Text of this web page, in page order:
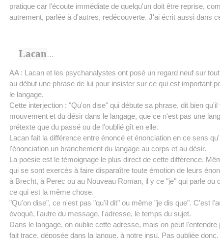
pratique car l'écoute immédiate de quelqu'un doit être reprise,
autrement, parlée à d'autres, redécouverte. J'ai écrit aussi dans
Lacan…
AA : Lacan et les psychanalystes ont posé un regard neuf sur
au début une phrase de lui pour insister sur ce qui est important
le langage.
Cette interjection : "Qu'on dise" qui débute sa phrase, dit bien qu'il
mouvement et du désir dans le langage, que ce n'est pas une
prétexte que du passé ou de l'oublié gît en elle.
Lacan fait la différence entre énoncé et énonciation en ce sens
l'énonciation un branchement du langage au corps et au désir.
La poésie est le témoignage le plus direct de cette différence.
qui se sont exercés à faire disparaître toute émotion de leurs
à Brecht, à Perec ou au Nouveau Roman, il y ce "je" qui parle ou
ce qui est la même chose.
"Qu'on dise", ce n'est pas "qu'il dit" ou même "je dis que". C'est
évoqué, l'autre du message, l'adresse, le temps du sujet.
Dans le langage, on oublie cette adresse, mais on peut l'entendre
fait trace, déposée dans la langue, à notre insu. Pas oubliée donc.